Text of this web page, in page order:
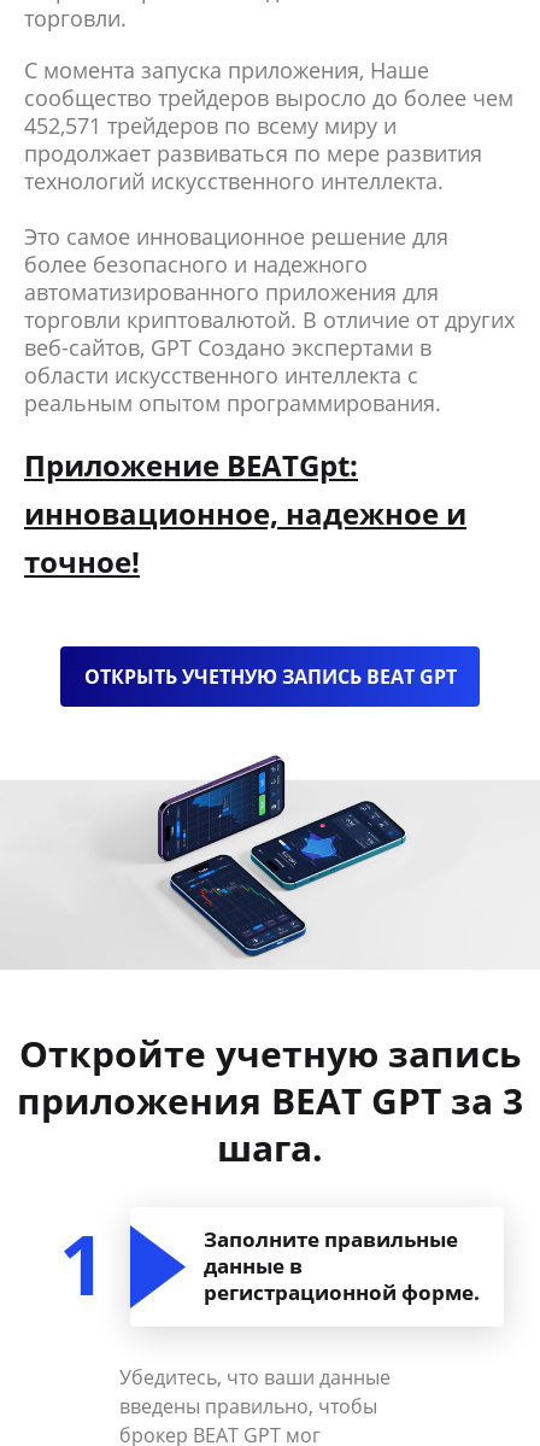
торговли.
С момента запуска приложения, Наше
сообщество трейдеров выросло до более чем
452,571 трейдеров по всему миру и
продолжает развиваться по мере развития
технологий искусственного интеллекта.
Это самое инновационное решение для
более безопасного и надежного
автоматизированного приложения для
торговли криптовалютой. В отличие от других
веб-сайтов, GPT Создано экспертами в
области искусственного интеллекта с
реальным опытом программирования.
Приложение BEATGpt:
инновационное, надежное и
точное!
ОТКРЫТЬ УЧЕТНУЮ ЗАПИСЬ BEAT GPT
Откройте учетную запись
приложения BEAT GPT за 3
шага.
1
Заполните правильные
данные в
регистрационной форме.
Убедитесь, что ваши данные
введены правильно, чтобы
брокер BEAT GPT мог